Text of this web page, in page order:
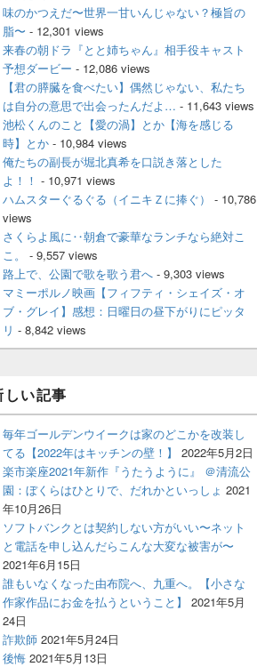
味のかつえだ〜世界一甘いんじゃない？極旨の
脂〜 - 12,301 views
来春の朝ドラ『とと姉ちゃん』相手役キャスト
予想ダービー - 12,086 views
【君の膵臓を食べたい】偶然じゃない、私たち
は自分の意思で出会ったんだよ… - 11,643 views
池松くんのこと【愛の渦】とか【海を感じる
時】とか - 10,984 views
俺たちの副長が堀北真希を口説き落とした
よ！！ - 10,971 views
ハムスターぐるぐる（イニキＺに捧ぐ）
- 10,786
views
さくらよ風に‥朝倉で豪華なランチなら絶対こ
こ。
- 9,557 views
路上で、公園で歌を歌う君へ - 9,303 views
マミーポルノ映画【フィフティ・シェイズ・オ
ブ・グレイ】感想：日曜日の昼下がりにピッタ
リ - 8,842 views
しい記事
毎年ゴールデンウイークは家のどこかを改装し
てる【2022年はキッチンの壁！】
2022年5月2日
楽市楽座2021年新作『うたうように』 ＠清流公
園：ぼくらはひとりで、だれかといっしょ 2021
年10月26日
ソフトバンクとは契約しない方がいい〜ネット
と電話を申し込んだらこんな大変な被害が〜
2021年6月15日
誰もいなくなった由布院へ、九重へ。【小さな
作家作品にお金を払うということ】
2021年5月
24日
詐欺師 2021年5月24日
後悔 2021年5月13日